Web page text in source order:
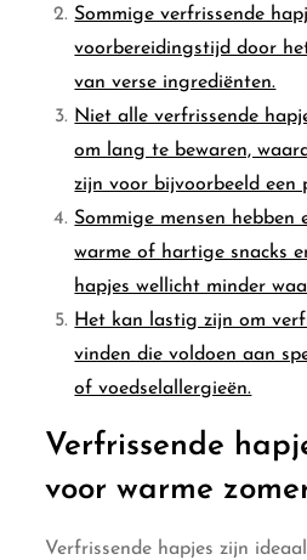
Sommige verfrissende
voorbereidingstijd door
van verse ingrediënten.
Niet alle verfrissende
om lang te bewaren,
zijn voor bijvoorbeeld een
Sommige mensen hebben
warme of hartige snacks
hapjes wellicht minder
Het kan lastig zijn om
vinden die voldoen aan
of voedselallergieën.
Verfrissende
voor warme
Verfrissende hapjes zijn